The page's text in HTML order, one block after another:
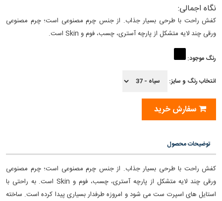
نگاه اجمالی:
کفش راحت با طرحی بسیار جذاب. از جنس چرم مصنوعی است؛ چرم مصنوعی
ورقی چند لایه متشكل از پارچه آستری، چسب، فوم و Skin است.
رنگ موجود:
انتخاب رنگ و سایز:
سفارش خرید
توضیحات محصول
کفش راحت با طرحی بسیار جذاب. از جنس چرم مصنوعی است؛ چرم مصنوعی
ورقی چند لایه متشكل از پارچه آستری، چسب، فوم و Skin است. به راحتی با
استایل های اسپرت ست می شود و امروزه طرفدار بسیاری پیدا کرده‎ است. ساخته